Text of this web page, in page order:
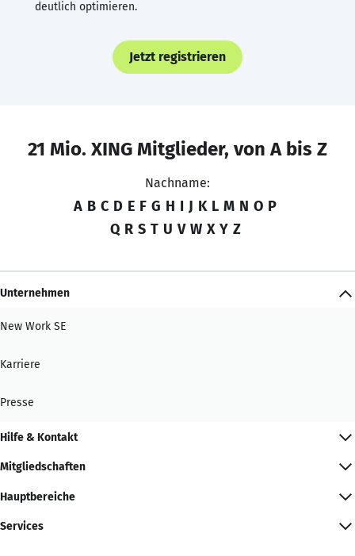
deutlich optimieren.
Jetzt registrieren
21 Mio. XING Mitglieder, von A bis Z
Nachname:
A B C D E F G H I J K L M N O P
Q R S T U V W X Y Z
Unternehmen
New Work SE
Karriere
Presse
Hilfe & Kontakt
Mitgliedschaften
Hauptbereiche
Services